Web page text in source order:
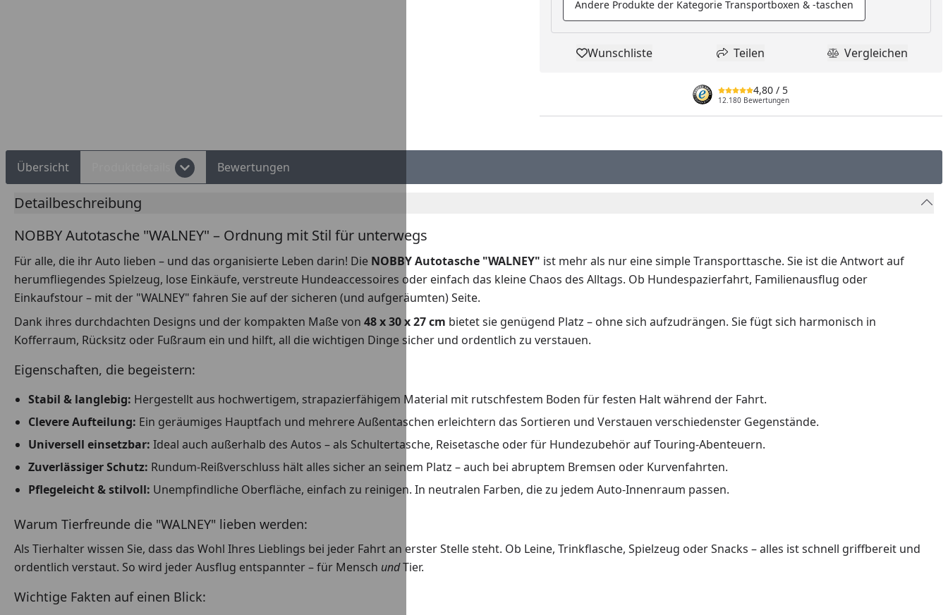
Andere Produkte der Kategorie Transportboxen & -taschen
Produkt zur Wunschliste hinzufügen
Wunschliste Teilen
Teilen Produkt
Vergleichen
4,80 / 5
12.180 Bewertungen
Übersicht Bewertungen
Detailbeschreibung
NOBBY Autotasche "WALNEY" – Ordnung mit Stil für unterwegs
Für alle, die ihr Auto lieben – und das organisierte Leben darin! Die NOBBY Autotasche "WALNEY" ist mehr als nur eine simple Transporttasche. Sie ist die Antwort auf
herumfliegendes Spielzeug, lose Einkäufe, verstreute Hundeaccessoires oder einfach das kleine Chaos des Alltags. Ob Hundespazierfahrt, Familienausflug oder
Einkaufstour – mit der "WALNEY" fahren Sie auf der sicheren (und aufgeräumten) Seite.
Dank ihres durchdachten Designs und der kompakten Maße von 48 x 30 x 27 cm bietet sie genügend Platz – ohne sich aufzudrängen. Sie fügt sich harmonisch in
Kofferraum, Rücksitz oder Fußraum ein und hilft, all die wichtigen Dinge sicher und ordentlich zu verstauen.
Eigenschaften, die begeistern:
Stabil & langlebig: Hergestellt aus hochwertigem, strapazierfähigem Material mit rutschfestem Boden für festen Halt während der Fahrt.
Clevere Aufteilung: Ein geräumiges Hauptfach und mehrere Außentaschen erleichtern das Sortieren und Verstauen verschiedenster Gegenstände.
Universell einsetzbar: Ideal auch außerhalb des Autos – als Schultertasche, Reisetasche oder für Hundezubehör auf Touring-Abenteuern.
Zuverlässiger Schutz: Rundum-Reißverschluss hält alles sicher an seinem Platz – auch bei abruptem Bremsen oder Kurvenfahrten.
Pflegeleicht & stilvoll: Unempfindliche Oberfläche, einfach zu reinigen. In neutralen Farben, die zu jedem Auto-Innenraum passen.
Warum Tierfreunde die "WALNEY" lieben werden:
Als Tierhalter wissen Sie, dass das Wohl Ihres Lieblings bei jeder Fahrt an erster Stelle steht. Ob Leine, Trinkflasche, Spielzeug oder Snacks – alles ist schnell griffbereit und
ordentlich verstaut. So wird jeder Ausflug entspannter – für Mensch undTier.
Wichtige Fakten auf einen Blick: